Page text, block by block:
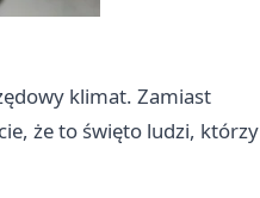
klimat. Zamiast
że to święto ludzi, którzy